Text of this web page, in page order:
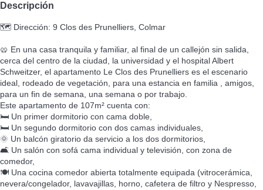
Descripción
🗺️ Dirección: 9 Clos des Prunelliers, Colmar
🥨 En una casa tranquila y familiar, al final de un callejón sin salida,
cerca del centro de la ciudad, la universidad y el hospital Albert
Schweitzer, el apartamento Le Clos des Prunelliers es el escenario
ideal, rodeado de vegetación, para una estancia en familia , amigos,
para un fin de semana, una semana o por trabajo.
Este apartamento de 107m² cuenta con:
🛏️ Un primer dormitorio con cama doble,
🛏️ Un segundo dormitorio con dos camas individuales,
🌞 Un balcón giratorio da servicio a los dos dormitorios,
🛋️ Un salón con sofá cama individual y televisión, con zona de
comedor,
🍽️ Una cocina comedor abierta totalmente equipada (vitrocerámica,
nevera/congelador, lavavajillas, horno, cafetera de filtro y Nespresso,